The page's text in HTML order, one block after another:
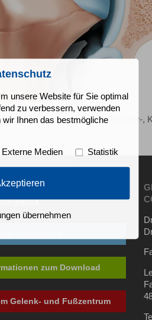
und Verletzungen der Schulter-,
ist, uns telefonisch zu
unseren Onlineservice weiter
zum Download
Gelenk- und Fußzentrum
unsere Website für Sie optimal
zu verbessern, verwenden
Ihnen das bestmögliche
Externe Medien Statistik
übernehmen